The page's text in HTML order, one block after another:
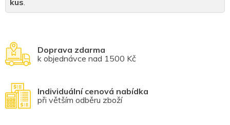
Doprava zdarma
k objednávce nad 1500 Kč
Individuální cenová nabídka
při větším odběru zboží
kus.